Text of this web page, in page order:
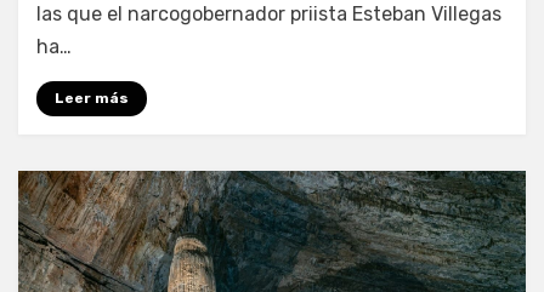
las que el narcogobernador priista Esteban Villegas
ha…
Leer más